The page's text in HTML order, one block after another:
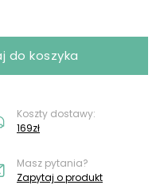
do koszyka
Koszty dostawy:
169zł
Masz pytania?
Zapytaj o produkt